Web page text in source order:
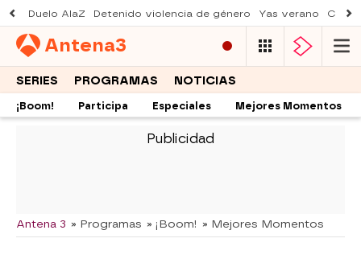
Duelo AlaZ Detenido violencia de género Yas verano
Antena3
SERIES PROGRAMAS NOTICIAS
¡Boom! Participa Especiales
Mejores Momentos
-
Antena 3 » Programas » ¡Boom! » Mejores Momentos